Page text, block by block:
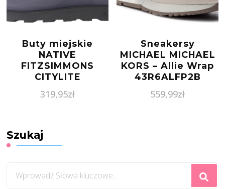
Buty miejskie
NATIVE
FITZSIMMONS
CITYLITE
319,95zł
Sneakersy
MICHAEL MICHAEL
KORS – Allie Wrap
43R6ALFP2B
559,99zł
Szukaj
czegoś?